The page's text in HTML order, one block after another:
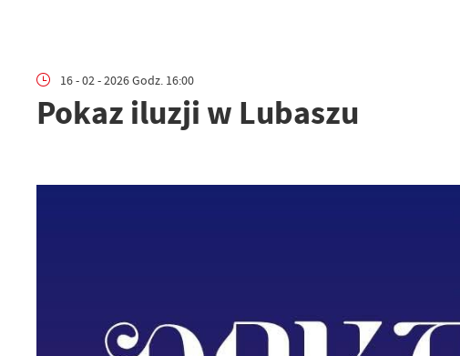
16 - 02 - 2026 Godz. 16:00
Pokaz iluzji w Lubaszu